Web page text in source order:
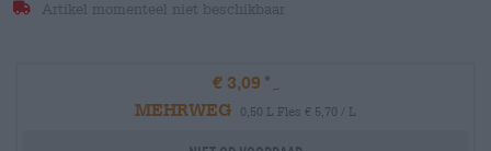
Artikel momenteel niet beschikbaar
€ 3,09
MEHRWEG
0,50 L Fles € 5,70 / L